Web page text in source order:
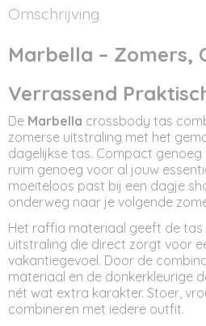
Productcode
ST12327
27,50 x 6 x 22 cm
Omschrijving
Marbella – Zomers,
Verrassend
De Marbella crossbody tas
zomerse uitstraling met het
dagelijkse tas. Compact
ruim genoeg voor al jouw
moeiteloos past bij een dagje
onderweg naar je volgende
Het raffia materiaal geeft de tas
uitstraling die direct zorgt voor
vakantiegevoel. Door de
materiaal en de donkerkleurige
nét wat extra karakter. Stoer,
combineren met iedere outfit.